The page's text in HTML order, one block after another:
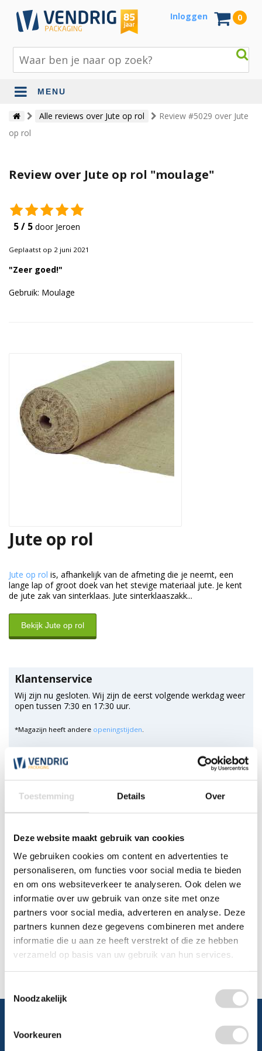
Toestemming Details Over
Deze website maakt gebruik van cookies
We gebruiken cookies om content en advertenties te
personaliseren, om functies voor social media te bieden
en om ons websiteverkeer te analyseren. Ook delen we
informatie over uw gebruik van onze site met onze
partners voor social media, adverteren en analyse. Deze
partners kunnen deze gegevens combineren met andere
informatie die u aan ze heeft verstrekt of die ze hebben
verzameld op basis van uw gebruik van hun services.
Noodzakelijk
Voorkeuren
Inloggen 0
MENU
Beschermingsmateriaal
Bouw- en tuinmaterialen
Papier en karton
Tape en stickers
Verhuismaterialen
Duurzame verpakkingen
Bedrukte verpakkingen
Alle reviews over Jute op rol
Review #5029 over Jute
op rol
Review over Jute op rol "moulage"
5 / 5 door Jeroen
Geplaatst op 2 juni 2021
"Zeer goed!"
Gebruik: Moulage
Jute op rol
Jute op rol is, afhankelijk van de afmeting die je neemt, een
lange lap of groot doek van het stevige materiaal jute. Je kent
de jute zak van sinterklaas. Jute sinterklaaszakk...
Bekijk Jute op rol
Klantenservice
Wij zijn nu gesloten. Wij zijn de eerst volgende werkdag weer
open tussen 7:30 en 17:30 uur.
*Magazijn heeft andere openingstijden.
0348 4791 95
Chat
Mailen
Offerte aanvragen
Vraag een speciale prijs op bij ons, wij
kijken naar de mogelijkheden.